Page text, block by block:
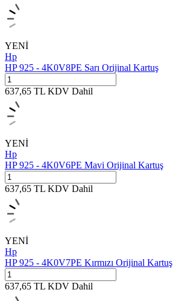
YENİ
Hp
HP 925 - 4K0V8PE Sarı Orijinal Kartuş
637,65 TL KDV Dahil
YENİ
Hp
HP 925 - 4K0V6PE Mavi Orijinal Kartuş
637,65 TL KDV Dahil
YENİ
Hp
HP 925 - 4K0V7PE Kırmızı Orijinal Kartuş
637,65 TL KDV Dahil